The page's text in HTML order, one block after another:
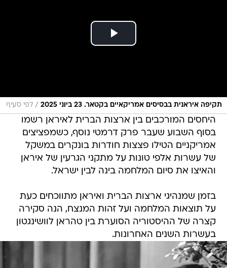
תקיפה איראנית בבסיסים אמריקאיים בקטאר. 23 ביוני 2025 / לפי סעיף
היחסים המורכבים בין ארצות הברית לאיראן רשמו
בסוף השבוע שעבר פרק דרמטי נוסף, כשמפציצים
אמריקניים הטילו פצצות חודרות בונקרים במשקל
של עשרות אלפי טונות על מתקני הגרעין של איראן
והאיצו את סיום המלחמה בינה לבין ישראל.
בזמן שמנהיגי ארצות הברית ואיראן מתווכחים כעת
על תוצאות המלחמה ועל זהות המנצח, הנה סקירה
קצרה של ההיסטוריה הסוערת בין טהראן לוושינגטון
בעשרות השנים האחרונות.